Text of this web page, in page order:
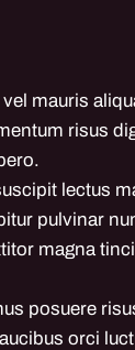
mauris
risus
lectus
pulvinar
magna
posuere
orci